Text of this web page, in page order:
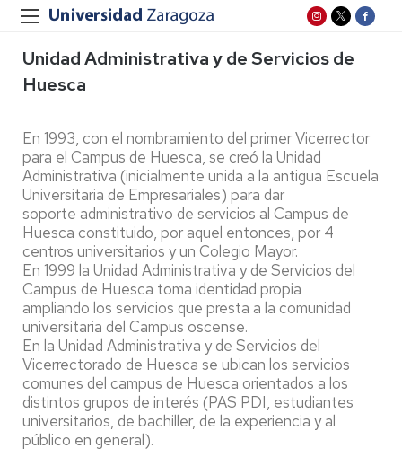
Unidad Administrativa y de Servicios de
Huesca
En 1993, con el nombramiento del primer Vicerrector
para el Campus de Huesca, se creó la Unidad
Administrativa (inicialmente unida a la antigua Escuela
Universitaria de Empresariales) para dar
soporte administrativo de servicios al Campus de
Huesca constituido, por aquel entonces, por 4
centros universitarios y un Colegio Mayor.
En 1999 la Unidad Administrativa y de Servicios del
Campus de Huesca toma identidad propia
ampliando los servicios que presta a la comunidad
universitaria del Campus oscense.
En la Unidad Administrativa y de Servicios del
Vicerrectorado de Huesca se ubican los servicios
comunes del campus de Huesca orientados a los
distintos grupos de interés (PAS PDI, estudiantes
universitarios, de bachiller, de la experiencia y al
público en general).